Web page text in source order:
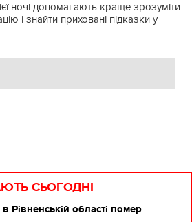
ночі допомагають краще зрозуміти
і знайти приховані підказки у
СЬОГОДНІ
в Рівненській області помер